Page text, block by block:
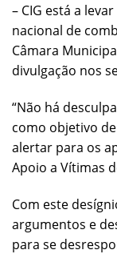
– CIG está a
nacional de
Câmara
divulgação nos
“Não há
como objetivo
alertar para os
Apoio a Vítimas
Com este
argumentos e
para se